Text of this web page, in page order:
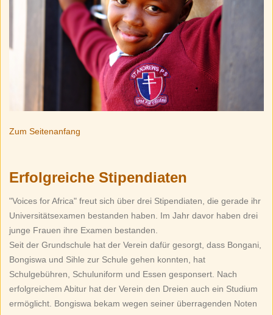
Zum Seitenanfang
Erfolgreiche Stipendiaten
"Voices for Africa" freut sich über drei Stipendiaten, die gerade ihr
Universitätsexamen bestanden haben. Im Jahr davor haben drei
junge Frauen ihre Examen bestanden.
Seit der Grundschule hat der Verein dafür gesorgt, dass Bongani,
Bongiswa und Sihle zur Schule gehen konnten, hat
Schulgebühren, Schuluniform und Essen gesponsert. Nach
erfolgreichem Abitur hat der Verein den Dreien auch ein Studium
ermöglicht. Bongiswa bekam wegen seiner überragenden Noten